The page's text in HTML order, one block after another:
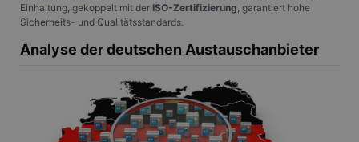
Einhaltung, gekoppelt mit der ISO-Zertifizierung , garantiert hohe
Sicherheits- und Qualitätsstandards.
Analyse der deutschen Austauschanbieter